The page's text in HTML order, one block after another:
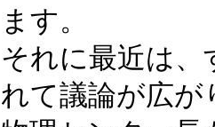
ます。
それに最近は
れて議論が広が